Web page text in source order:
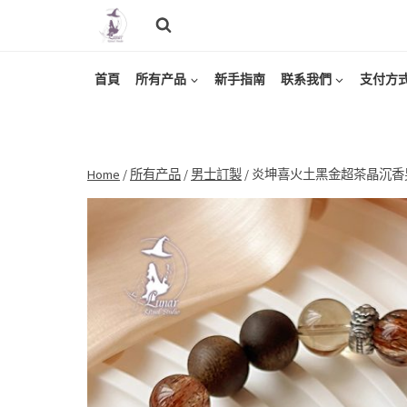
首頁 所有产品 新手指南 联系我們 支付方
Home / 所有产品 / 男士訂製 / 炎坤喜火土黑金超茶晶沉